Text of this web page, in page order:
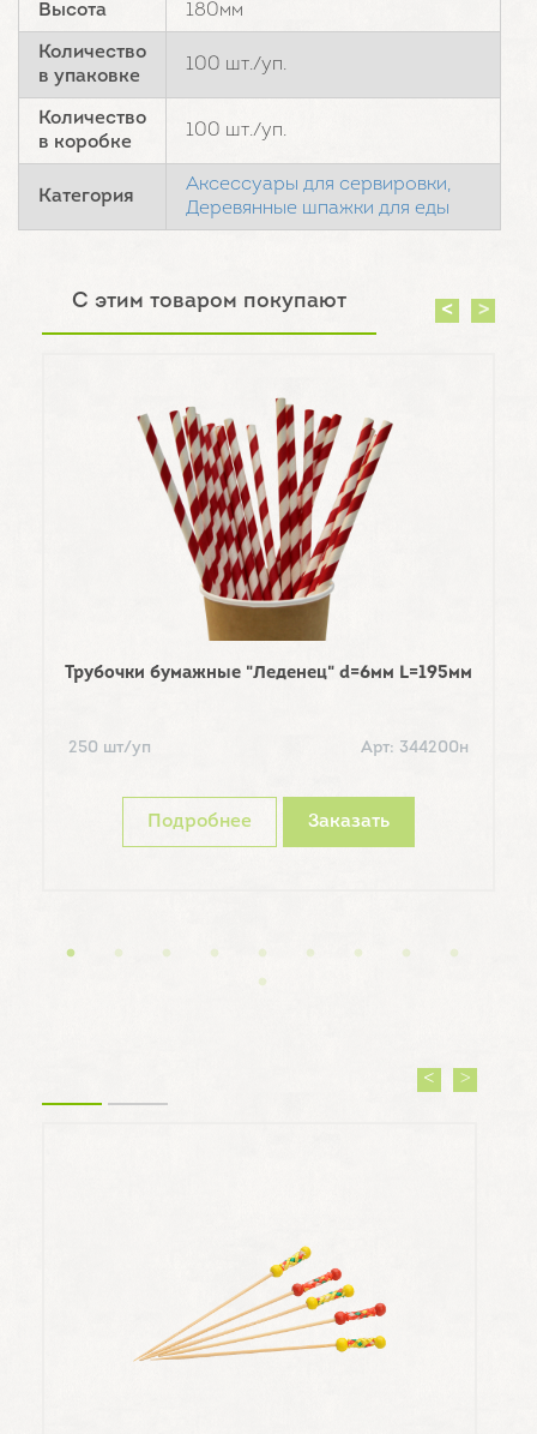
Высота 180мм
Количество
в упаковке
100 шт./уп.
Количество
в коробке
100 шт./уп.
Категория
Аксессуары для сервировки,
Деревянные шпажки для еды
С этим товаром покупают
Трубочки бумажные "Леденец" d=6мм L=195мм
250 шт/уп Арт: 344200н
Подробнее Заказать